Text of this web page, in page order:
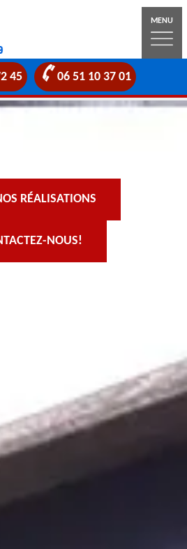
MENU
45 06 51 10 37 01
RÉALISATIONS
NOUS!